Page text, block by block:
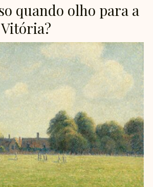
quando olho para a